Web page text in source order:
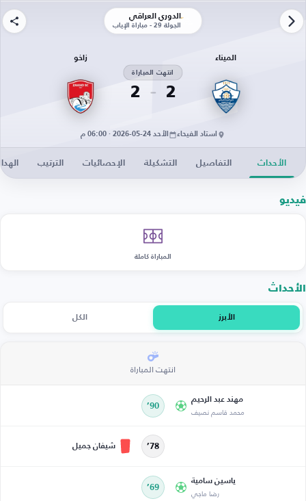
الدوري العراقي
الجولة 29 - مباراة الإياب
الميناء
2
انتهت المباراة
2
زاخو
استاد الفيحاء الأحد 24-05-2026 · 06:00 م
الأحداث التفاصيل التشكيلة الإحصائيات الترتيب
فيديو
المباراة كاملة
الأحداث
الأبرز الكل
انتهت المباراة
مهند عبد الرحيم
محمد قاسم نصيف 90’
78’ شيفان جميل
ياسين سامية
رضا ماجي 69’